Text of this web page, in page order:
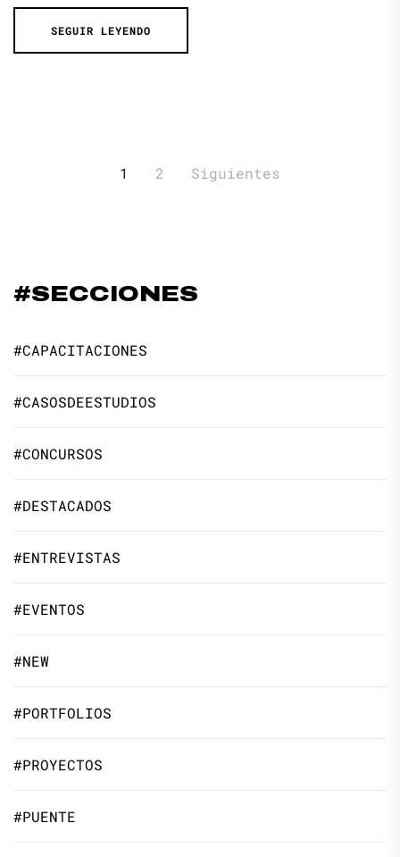
SEGUIR LEYENDO
Paginación
1 2 Siguientes
#SECCIONES
#CAPACITACIONES
#CASOSDEESTUDIOS
#CONCURSOS
#DESTACADOS
#ENTREVISTAS
#EVENTOS
#NEW
#PORTFOLIOS
#PROYECTOS
#PUENTE